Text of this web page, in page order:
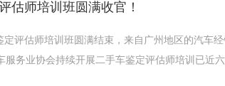
估师培训班圆满收官！
评估师培训班圆满结束，来自广州地区的汽车
务业协会持续开展二手车鉴定评估师培训已近